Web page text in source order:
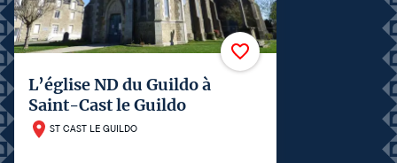
L’église ND du Guildo à
Saint-Cast le Guildo
ST CAST LE GUILDO